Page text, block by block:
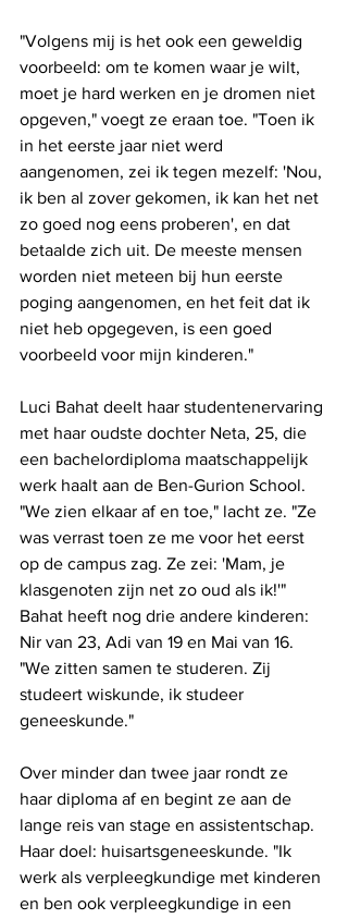
"Volgens mij is het ook een geweldig
voorbeeld: om te komen waar je wilt,
moet je hard werken en je dromen niet
opgeven," voegt ze eraan toe. "Toen ik
in het eerste jaar niet werd
aangenomen, zei ik tegen mezelf: 'Nou,
ik ben al zover gekomen, ik kan het net
zo goed nog eens proberen', en dat
betaalde zich uit. De meeste mensen
worden niet meteen bij hun eerste
poging aangenomen, en het feit dat ik
niet heb opgegeven, is een goed
voorbeeld voor mijn kinderen."
Luci Bahat deelt haar studentenervaring
met haar oudste dochter Neta, 25, die
een bachelordiploma maatschappelijk
werk haalt aan de Ben-Gurion School.
"We zien elkaar af en toe," lacht ze. "Ze
was verrast toen ze me voor het eerst
op de campus zag. Ze zei: 'Mam, je
klasgenoten zijn net zo oud als ik!'"
Bahat heeft nog drie andere kinderen:
Nir van 23, Adi van 19 en Mai van 16.
"We zitten samen te studeren. Zij
studeert wiskunde, ik studeer
geneeskunde."
Over minder dan twee jaar rondt ze
haar diploma af en begint ze aan de
lange reis van stage en assistentschap.
Haar doel: huisartsgeneeskunde. "Ik
werk als verpleegkundige met kinderen
en ben ook verpleegkundige in een